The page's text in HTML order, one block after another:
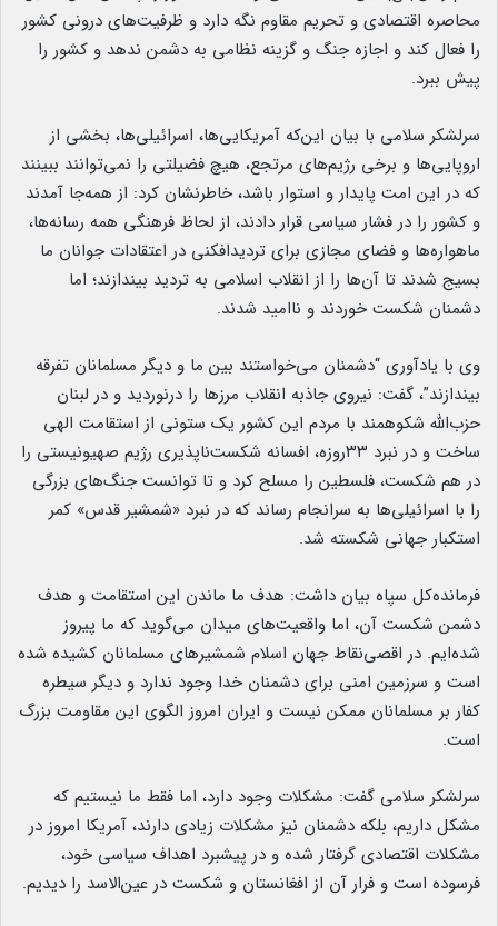
محاصره اقتصادی و تحریم مقاوم نگه دارد و ظرفیت‌های درونی کشور
را فعال کند و اجازه جنگ و گزینه نظامی به دشمن ندهد و کشور را
پیش ببرد.
سرلشکر سلامی با بیان این‌که آمریکایی‌ها، اسرائیلی‌ها، بخشی از
اروپایی‌ها و برخی رژیم‌های مرتجع، هیچ فضیلتی را نمی‌توانند ببینند
که در این امت پایدار و استوار باشد، خاطرنشان کرد: از همه‌جا آمدند
و کشور را در فشار سیاسی قرار دادند، از لحاظ فرهنگی همه رسانه‌ها،
ماهواره‌ها و فضای مجازی برای تردیدافکنی در اعتقادات جوانان ما
بسیج شدند تا آن‌ها را از انقلاب اسلامی به تردید بیندازند؛ اما
دشمنان شکست خوردند و ناامید شدند.
وی با یادآوری “دشمنان می‌خواستند بین ما و دیگر مسلمانان تفرقه
بیندازند”، گفت: نیروی جاذبه انقلاب مرز‌ها را درنوردید و در لبنان
حزب‌الله شکوهمند با مردم این کشور یک ستونی از استقامت الهی
ساخت و در نبرد ۳۳روزه، افسانه شکست‌ناپذیری رژیم صهیونیستی را
در هم شکست، فلسطین را مسلح کرد و تا توانست جنگ‌های بزرگی
را با اسرائیلی‌ها به سرانجام رساند که در نبرد «شمشیر قدس» کمر
استکبار جهانی شکسته شد.
فرمانده‌کل سپاه بیان داشت: هدف ما ماندن این استقامت و هدف
دشمن شکست آن، اما واقعیت‌های میدان می‌گوید که ما پیروز
شده‌ایم. در اقصی‌نقاط جهان اسلام شمشیر‌های مسلمانان کشیده شده
است و سرزمین امنی برای دشمنان خدا وجود ندارد و دیگر سیطره
کفار بر مسلمانان ممکن نیست و ایران امروز الگوی این مقاومت بزرگ
است.
سرلشکر سلامی گفت: مشکلات وجود دارد، اما فقط ما نیستیم که
مشکل داریم، بلکه دشمنان نیز مشکلات زیادی دارند، آمریکا امروز در
مشکلات اقتصادی گرفتار شده و در پیشبرد اهداف سیاسی خود،
فرسوده است و فرار آن از افغانستان و شکست در عین‌الاسد را دیدیم.